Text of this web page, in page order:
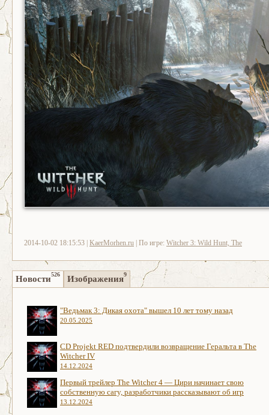
2014-10-02 18:15:53 | KaerMorhen.ru | По игре: Witcher 3: Wild Hunt, The
Новости526 Изображения9
"Ведьмак 3: Дикая охота" вышел 10 лет тому назад
20.05.2025
CD Projekt RED подтвердили возвращение Геральта в The
Witcher IV
14.12.2024
Первый трейлер The Witcher 4 — Цири начинает свою
собственную сагу, разработчики рассказывают об игр
13.12.2024